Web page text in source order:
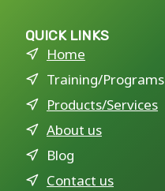
QUICK LINKS
Home
Training/Programs
Products/Services
About us
Blog
Contact us